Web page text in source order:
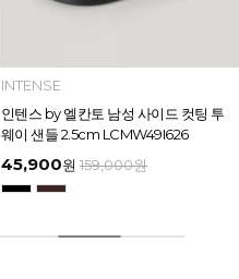
MAZZ
마쯔 by 엘칸토 여성 별 스톤 플랫폼 샌
들 5cm LCWW26M626
50,150원 159,000원